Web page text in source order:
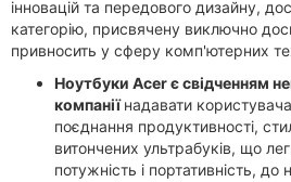
інновацій та передового дизайну,
категорію, присвячену виключно
привносить у сферу комп'ютерних
Ноутбуки Acer є свідченням
компаніїнадавати
поєднання продуктивності,
витончених ультрабуків, що
потужність і портативність, до